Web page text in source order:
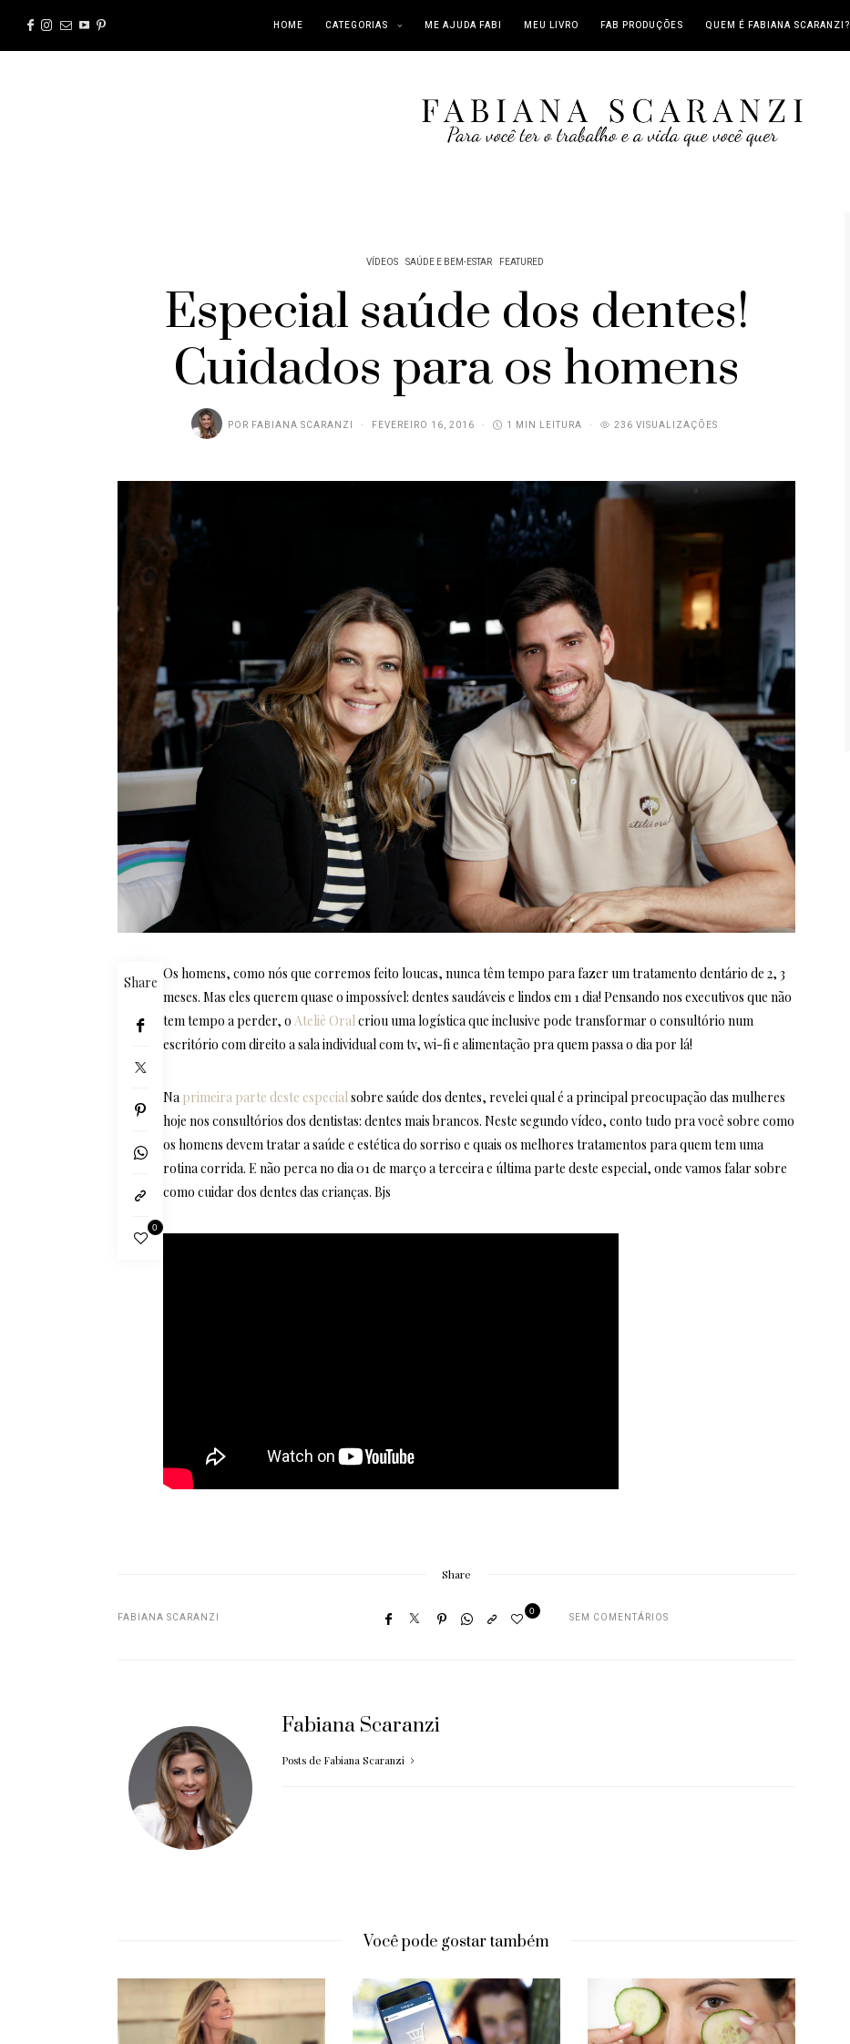
HOME CATEGORIAS ME AJUDA FABI MEU LIVRO FAB PRODUÇÕES QUEM É FABIANA SCARANZI?
VÍDEOS SAÚDE E BEM-ESTAR FEATURED
Especial saúde dos dentes!
Cuidados para os homens
POR FABIANA SCARANZI FEVEREIRO 16, 2016 1 MIN LEITURA 236 VISUALIZAÇÕES
Share
0
Os homens, como nós que corremos feito loucas, nunca têm tempo para fazer um tratamento dentário de 2, 3
meses. Mas eles querem quase o impossível: dentes saudáveis e lindos em 1 dia! Pensando nos executivos que não
tem tempo a perder, o Ateliê Oral criou uma logística que inclusive pode transformar o consultório num
escritório com direito a sala individual com tv, wi-fi e alimentação pra quem passa o dia por lá!
Na primeira parte deste especial sobre saúde dos dentes, revelei qual é a principal preocupação das mulheres
hoje nos consultórios dos dentistas: dentes mais brancos. Neste segundo vídeo, conto tudo pra você sobre como
os homens devem tratar a saúde e estética do sorriso e quais os melhores tratamentos para quem tem uma
rotina corrida. E não perca no dia 01 de março a terceira e última parte deste especial, onde vamos falar sobre
como cuidar dos dentes das crianças. Bjs
Share
FABIANA SCARANZI
0
SEM COMENTÁRIOS
Fabiana Scaranzi
Posts de Fabiana Scaranzi
Você pode gostar também